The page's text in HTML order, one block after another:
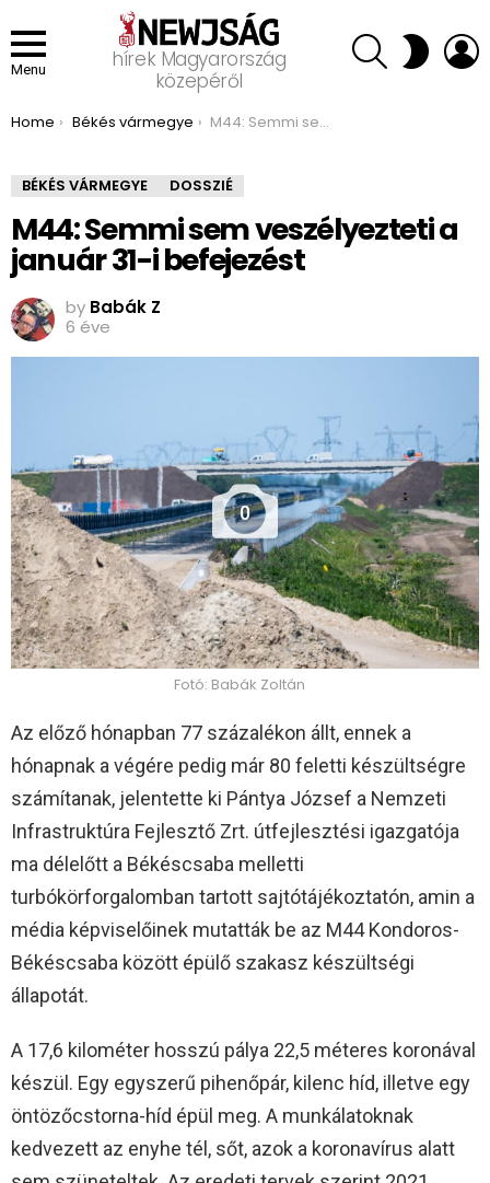
Menu
hírek Magyarország
közepéről
SEARCH SWITCH
SKIN
You are here:
Home Békés vármegye M44: Semmi sem veszélyezteti a január 31-i befejezést
BÉKÉS VÁRMEGYE DOSSZIÉ
M44: Semmi sem veszélyezteti a
január 31-i befejezést
by Babák Z
6 éve
0
Fotó: Babák Zoltán
Az előző hónapban 77 százalékon állt, ennek a
hónapnak a végére pedig már 80 feletti készültségre
számítanak, jelentette ki Pántya József a Nemzeti
Infrastruktúra Fejlesztő Zrt. útfejlesztési igazgatója
ma délelőtt a Békéscsaba melletti
turbókörforgalomban tartott sajtótájékoztatón, amin a
média képviselőinek mutatták be az M44 Kondoros-
Békéscsaba között épülő szakasz készültségi
állapotát.
A 17,6 kilométer hosszú pálya 22,5 méteres koronával
készül. Egy egyszerű pihenőpár, kilenc híd, illetve egy
öntözőcstorna-híd épül meg. A munkálatoknak
kedvezett az enyhe tél, sőt, azok a koronavírus alatt